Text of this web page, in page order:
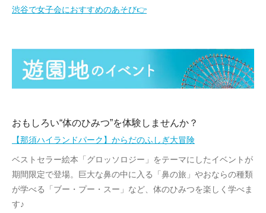
渋谷で女子会におすすめのあそび👉
おもしろい“体のひみつ”を体験しませんか？
【那須ハイランドパーク】からだのふしぎ大冒険
ベストセラー絵本「グロッソロジー」 をテーマにしたイベントが
期間限定で登場。巨大な鼻の中に入る「 鼻の旅」やおならの種類
が学べる「ブー・プー・スー」など、 体のひみつを楽しく学べま
す♪